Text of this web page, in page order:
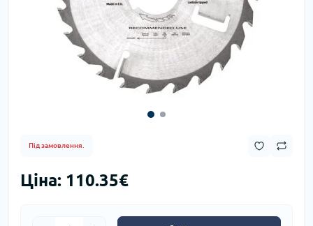
Під замовлення.
Ціна: 110.35€